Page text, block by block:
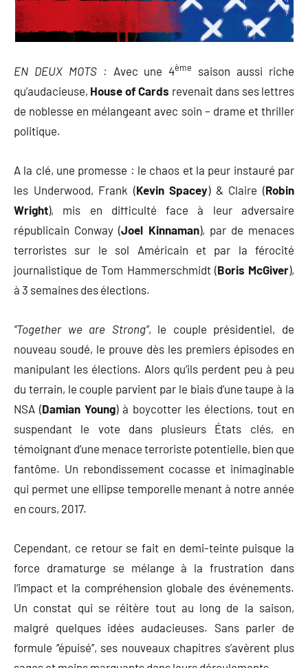
EN DEUX MOTS : Avec une 4ème
saison aussi riche
qu’audacieuse, House of Cards revenait dans ses lettres
de noblesse en mélangeant avec soin – drame et thriller
politique.
A la clé, une promesse : le chaos et la peur instauré par
les Underwood, Frank (Kevin Spacey) & Claire (Robin
Wright), mis en difficulté face à leur adversaire
républicain Conway (Joel Kinnaman), par de menaces
terroristes sur le sol Américain et par la férocité
journalistique de Tom Hammerschmidt (Boris McGiver),
à 3 semaines des élections.
‘’Together we are Strong’’, le couple présidentiel, de
nouveau soudé, le prouve dès les premiers épisodes en
manipulant les élections. Alors qu’ils perdent peu à peu
du terrain, le couple parvient par le biais d’une taupe à la
NSA (Damian Young) à boycotter les élections, tout en
suspendant le vote dans plusieurs États clés, en
témoignant d’une menace terroriste potentielle, bien que
fantôme. Un rebondissement cocasse et inimaginable
qui permet une ellipse temporelle menant à notre année
en cours, 2017.
Cependant, ce retour se fait en demi-teinte puisque la
force dramaturge se mélange à la frustration dans
l’impact et la compréhension globale des événements.
Un constat qui se réitère tout au long de la saison,
malgré quelques idées audacieuses. Sans parler de
formule ‘’épuisé’’, ses nouveaux chapitres s’avèrent plus